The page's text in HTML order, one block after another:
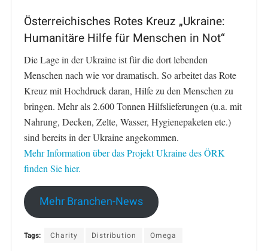
Österreichisches Rotes Kreuz „Ukraine:
Humanitäre Hilfe für Menschen in Not“
Die Lage in der Ukraine ist für die dort lebenden
Menschen nach wie vor dramatisch. So arbeitet das Rote
Kreuz mit Hochdruck daran, Hilfe zu den Menschen zu
bringen. Mehr als 2.600 Tonnen Hilfslieferungen (u.a. mit
Nahrung, Decken, Zelte, Wasser, Hygienepaketen etc.)
sind bereits in der Ukraine angekommen.
Mehr Information über das Projekt Ukraine des ÖRK
finden Sie hier.
Mehr Branchen-News
Tags: Charity Distribution Omega